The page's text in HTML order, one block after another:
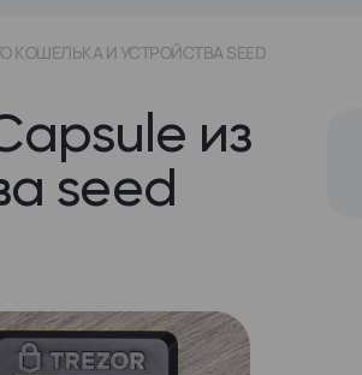
КОШЕЛЬКА И УСТРОЙСТВА SEED
из
seed